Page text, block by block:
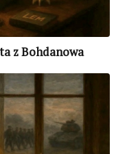
z Bohdanowa